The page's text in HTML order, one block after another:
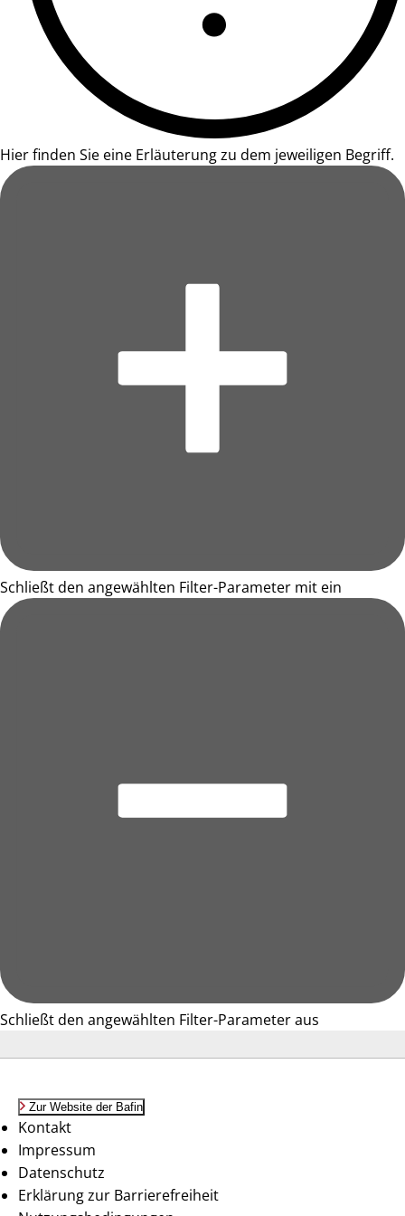
Hier finden Sie eine Erläuterung zu dem jeweiligen Begriff.
Schließt den angewählten Filter-Parameter mit ein
Schließt den angewählten Filter-Parameter aus
Zur Website der Bafin
Kontakt
Impressum
Datenschutz
Erklärung zur Barrierefreiheit